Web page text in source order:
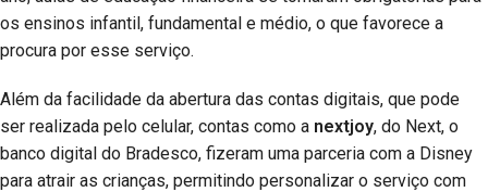
os ensinos infantil, fundamental e médio, o que favorece a
procura por esse serviço.
Além da facilidade da abertura das contas digitais, que pode
ser realizada pelo celular, contas como a nextjoy, do Next, o
banco digital do Bradesco, fizeram uma parceria com a Disney
para atrair as crianças, permitindo personalizar o serviço com